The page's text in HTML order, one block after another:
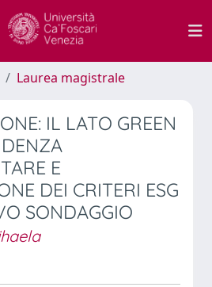
Laurea magistrale
IL LATO GREEN
E
DEI CRITERI ESG
SONDAGGIO